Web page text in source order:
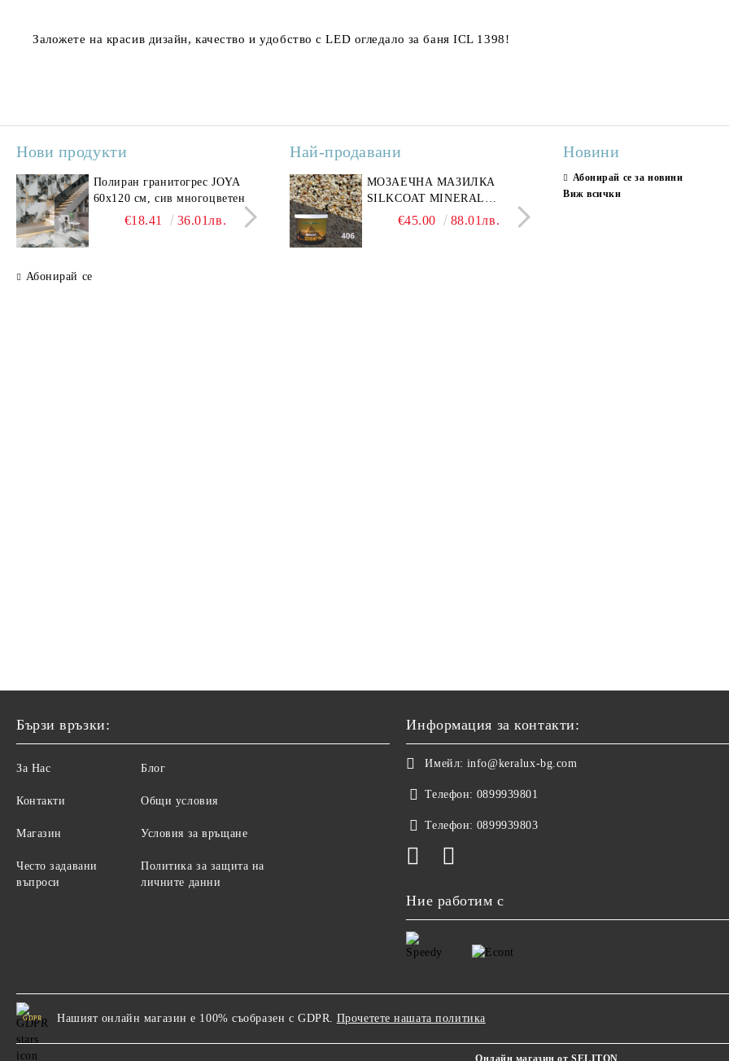
Заложете на красив дизайн, качество и удобство с LED огледало за баня ICL 1398!
Нови продукти
Полиран гранитогрес JOYA
60x120 см, сив многоцветен
€18.41 36.01лв.
Полиран гранитогрес
SAVONA GREY 60x120 см,
светло сив мрамор
€22.50 44.01лв.
Гранитогрес LESY GREY
GOLD 60х120см, тип
Абонирай се
Най-продавани
МОЗАЕЧНА МАЗИЛКА
SILKCOAT MINERAL
PLASTER STONE, СИТЕН
€45.00 88.01лв.
СТЕННИ ПЛОЧКИ
30X90CM, ГЛАНЦ
Новини
Абонирай се за новини
Виж всички
Бързи връзки:
За Нас
Контакти
Магазин
Често задавани
въпроси
Блог
Общи условия
Условия за връщане
Политика за защита на
личните данни
Информация за контакти:
Имейл: info@keralux-bg.com
Телефон: 0899939801
Телефон: 0899939803
Ние работим с
GDPR Нашият онлайн магазин е 100% съобразен с GDPR. Прочетете нашата политика
Онлайн магазин от SELITON